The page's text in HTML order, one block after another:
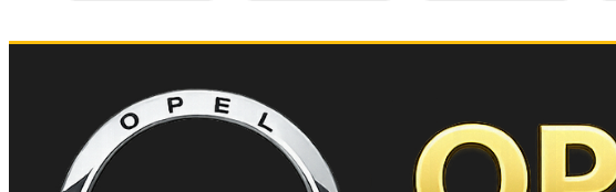
ODTŁUSZC